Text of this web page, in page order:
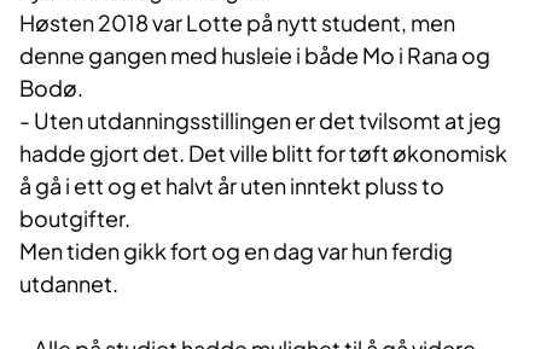
Høsten 2018 var Lotte på nytt student, men
denne gangen med husleie i både Mo i Rana og
Bodø.
- Uten utdanningsstillingen er det tvilsomt at jeg
hadde gjort det. Det ville blitt for tøft økonomisk
å gå i ett og et halvt år uten inntekt pluss to
boutgifter.
Men tiden gikk fort og en dag var hun ferdig
utdannet.